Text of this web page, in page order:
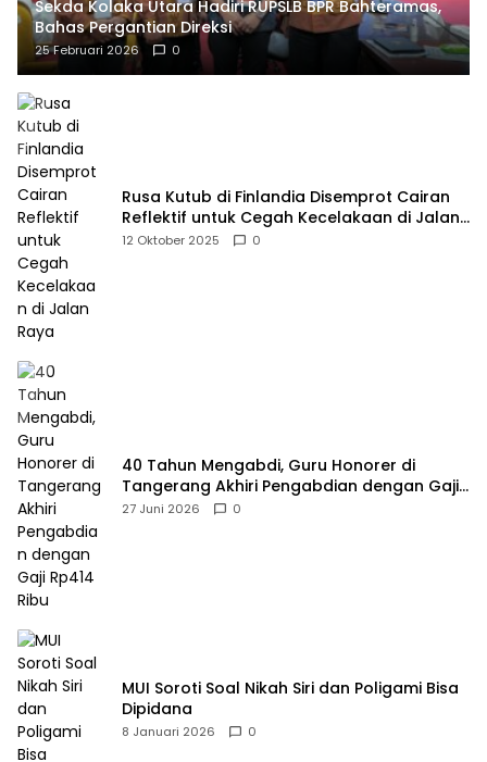
Sekda Kolaka Utara Hadiri RUPSLB BPR Bahteramas,
Bahas Pergantian Direksi
25 Februari 2026 0
Rusa Kutub di Finlandia Disemprot Cairan
Reflektif untuk Cegah Kecelakaan di Jalan
Raya
12 Oktober 2025 0
40 Tahun Mengabdi, Guru Honorer di
Tangerang Akhiri Pengabdian dengan Gaji
Rp414 Ribu
27 Juni 2026 0
MUI Soroti Soal Nikah Siri dan Poligami Bisa
Dipidana
8 Januari 2026 0